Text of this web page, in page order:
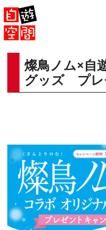
Skip
to
content
燦鳥ノム×自
グッズ プレ
English 中